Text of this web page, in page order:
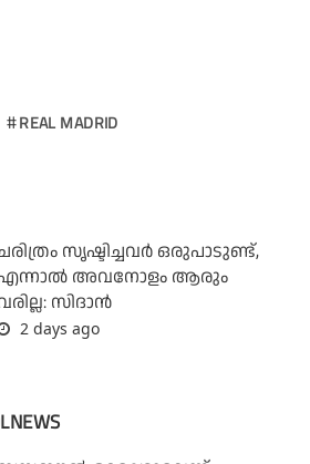
REAL MADRID
സൃഷ്ടിച്ചവര്‍ ഒരുപാടുണ്ട്,
അവനോളം ആരും
സിദാന്‍
2 days ago